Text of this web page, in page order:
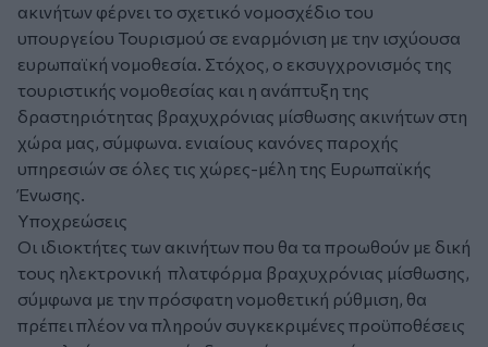
ακινήτων φέρνει το σχετικό νομοσχέδιο του
υπουργείου Τουρισμού σε εναρμόνιση με την ισχύουσα
ευρωπαϊκή νομοθεσία. Στόχος, ο εκσυγχρονισμός της
τουριστικής νομοθεσίας και η ανάπτυξη της
δραστηριότητας βραχυχρόνιας μίσθωσης ακινήτων στη
χώρα μας, σύμφωνα. ενιαίους κανόνες παροχής
υπηρεσιών σε όλες τις χώρες-μέλη της Ευρωπαϊκής
Ένωσης.
Υποχρεώσεις
Οι ιδιοκτήτες των ακινήτων που θα τα προωθούν με δική
τους ηλεκτρονική πλατφόρμα βραχυχρόνιας μίσθωσης,
σύμφωνα με την πρόσφατη νομοθετική ρύθμιση, θα
πρέπει πλέον να πληρούν συγκεκριμένες προϋποθέσεις